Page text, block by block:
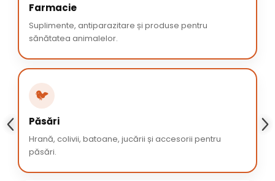
Farmacie
Suplimente, antiparazitare și produse pentru
sănătatea animalelor.
🐦
Păsări
Hrană, colivii, batoane, jucării și accesorii pentru
păsări.